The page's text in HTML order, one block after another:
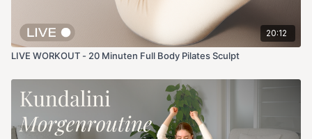
20:12
LIVE WORKOUT - 20 Minuten Full Body Pilates Sculpt